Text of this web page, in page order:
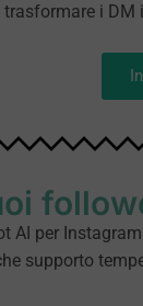
i
AI per
supporto